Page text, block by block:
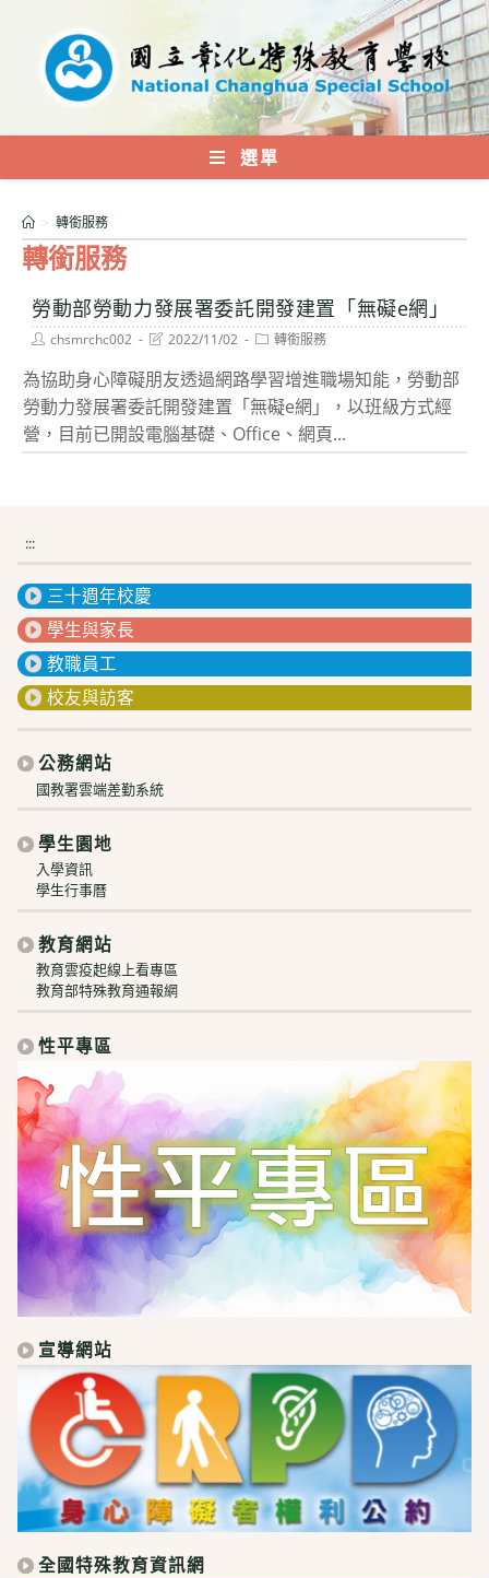
內
選單
轉銜服務
> 轉銜服務
勞動部勞動力發展署委託開發建置「無礙e網」
Postchsmrchc002
Post
modified:
2022/11/02
Post轉銜服務
為協助身心障礙朋友透過網路學習增進職場知能，勞動部
勞動力發展署委託開發建置「無礙e網」，以班級方式經
營，目前已開設電腦基礎、Office、網頁...
:::
三十週年校慶
學生與家長
教職員工
校友與訪客
公務網站
國教署雲端差勤系統
學生園地
入學資訊
學生行事曆
教育網站
教育雲疫起線上看專區
教育部特殊教育通報網
性平專區
宣導網站
全國特殊教育資訊網